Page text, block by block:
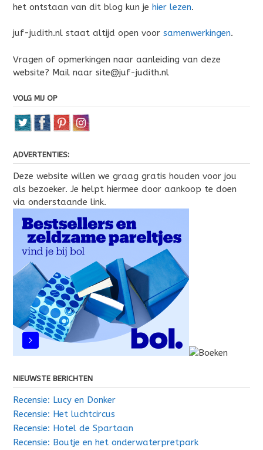
het ontstaan van dit blog kun je hier lezen.
juf-judith.nl staat altijd open voor samenwerkingen.
Vragen of opmerkingen naar aanleiding van deze
website? Mail naar site@juf-judith.nl
VOLG MIJ OP
ADVERTENTIES:
Deze website willen we graag gratis houden voor jou
als bezoeker. Je helpt hiermee door aankoop te doen
via onderstaande link.
NIEUWSTE BERICHTEN
Recensie: Lucy en Donker
Recensie: Het luchtcircus
Recensie: Hotel de Spartaan
Recensie: Boutje en het onderwaterpretpark